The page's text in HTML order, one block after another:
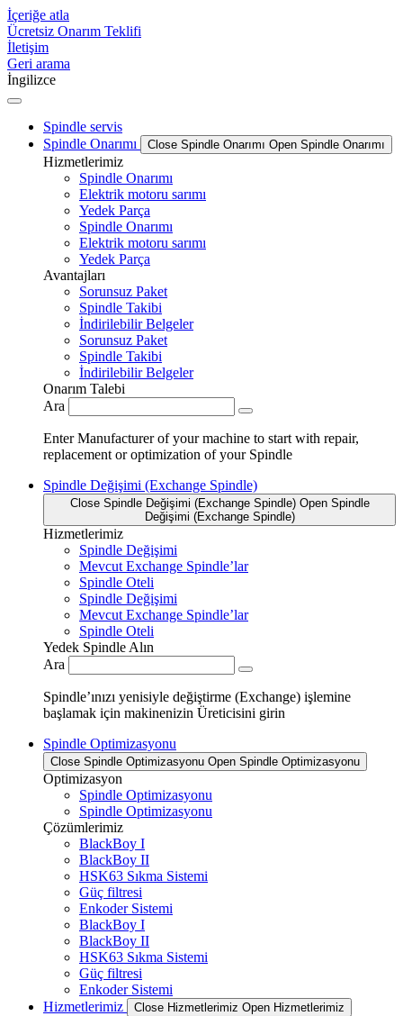
İçeriğe atla
Ücretsiz Onarım Teklifi
İletişim
Geri arama
İngilizce
Spindle servis
Spindle Onarımı
Close Spindle Onarımı Open Spindle Onarımı
Hizmetlerimiz
Spindle Onarımı
Elektrik motoru sarımı
Yedek Parça
Spindle Onarımı
Elektrik motoru sarımı
Yedek Parça
Avantajları
Sorunsuz Paket
Spindle Takibi
İndirilebilir Belgeler
Sorunsuz Paket
Spindle Takibi
İndirilebilir Belgeler
Onarım Talebi
Ara
Enter Manufacturer of your machine to start with repair,
replacement or optimization of your Spindle
Spindle Değişimi (Exchange Spindle)
Close Spindle Değişimi (Exchange Spindle) Open Spindle
Değişimi (Exchange Spindle)
Hizmetlerimiz
Spindle Değişimi
Mevcut Exchange Spindle’lar
Spindle Oteli
Spindle Değişimi
Mevcut Exchange Spindle’lar
Spindle Oteli
Yedek Spindle Alın
Ara
Spindle’ınızı yenisiyle değiştirme (Exchange) işlemine
başlamak için makinenizin Üreticisini girin
Spindle Optimizasyonu
Close Spindle Optimizasyonu Open Spindle Optimizasyonu
Optimizasyon
Spindle Optimizasyonu
Spindle Optimizasyonu
Çözümlerimiz
BlackBoy I
BlackBoy II
HSK63 Sıkma Sistemi
Güç filtresi
Enkoder Sistemi
BlackBoy I
BlackBoy II
HSK63 Sıkma Sistemi
Güç filtresi
Enkoder Sistemi
Hizmetlerimiz
Close Hizmetlerimiz Open Hizmetlerimiz